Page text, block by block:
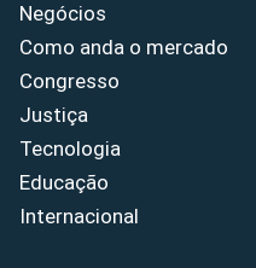
Negócios
Como anda o mercado
Congresso
Justiça
Tecnologia
Educação
Internacional